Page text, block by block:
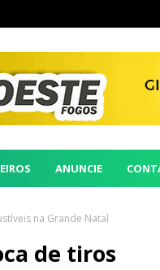
ANUNCIE
na Grande Natal
de tiros